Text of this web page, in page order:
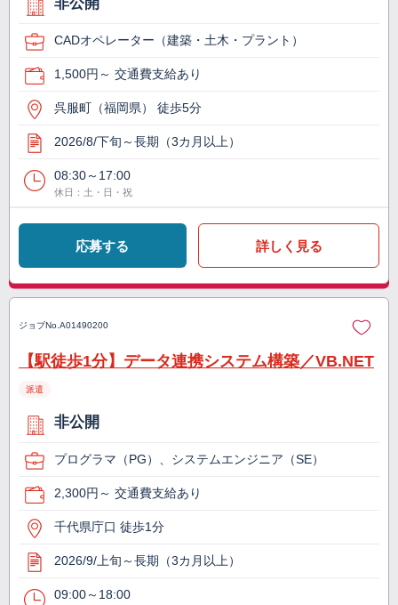
非公開
CADオペレーター（建築・土木・プラント）
1,500円～ 交通費支給あり
呉服町（福岡県） 徒歩5分
2026/8/下旬～長期（3カ月以上）
08:30～17:00
休日：土・日・祝
応募する 詳しく見る
ジョブNo. A01490200
【駅徒歩1分】データ連携システム構築／VB.NET
派遣
非公開
プログラマ（PG）、システムエンジニア（SE）
2,300円～ 交通費支給あり
千代県庁口 徒歩1分
2026/9/上旬～長期（3カ月以上）
09:00～18:00